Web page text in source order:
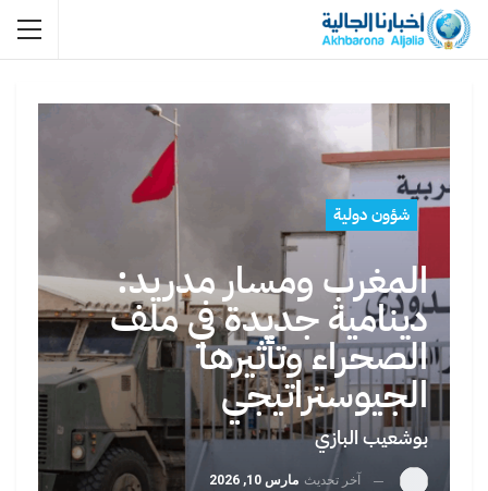
شؤون دولية
المغرب ومسار مدريد:
دينامية جديدة في ملف
الصحراء وتأثيرها
الجيوستراتيجي
بوشعيب البازي
آخر تحديث مارس 10, 2026